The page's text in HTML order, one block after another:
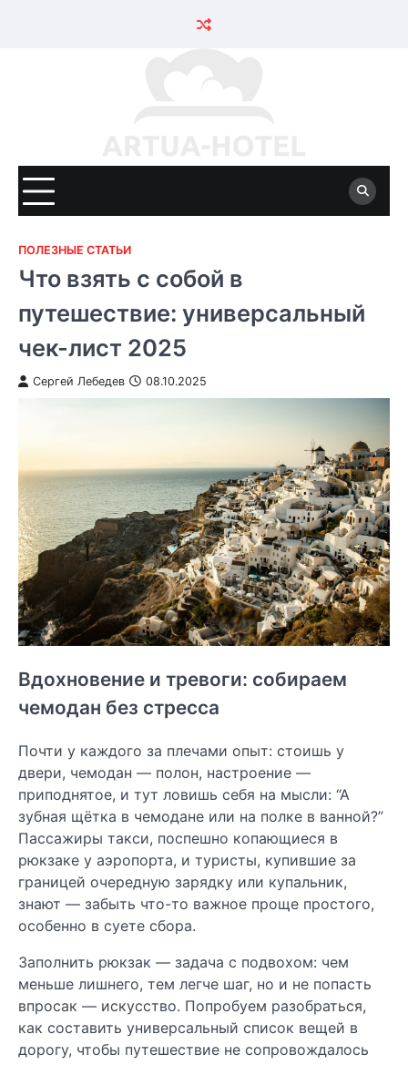
ПОЛЕЗНЫЕ СТАТЬИ
Что взять с собой в
путешествие: универсальный
чек-лист 2025
Сергей Лебедев 08.10.2025
Вдохновение и тревоги: собираем
чемодан без стресса
Почти у каждого за плечами опыт: стоишь у
двери, чемодан — полон, настроение —
приподнятое, и тут ловишь себя на мысли: “А
зубная щётка в чемодане или на полке в ванной?”
Пассажиры такси, поспешно копающиеся в
рюкзаке у аэропорта, и туристы, купившие за
границей очередную зарядку или купальник,
знают — забыть что-то важное проще простого,
особенно в суете сбора.
Заполнить рюкзак — задача с подвохом: чем
меньше лишнего, тем легче шаг, но и не попасть
впросак — искусство. Попробуем разобраться,
как составить универсальный список вещей в
дорогу, чтобы путешествие не сопровождалось